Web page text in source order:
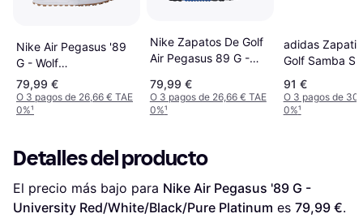
Nike Air Pegasus '89
G - Wolf
Grey/White/Gum
Medium
Brown/Anthracite
79,99 €
O 3 pagos de 26,66 € TAE
0%¹
Nike Zapatos De Golf
Air Pegasus 89 G -
79,99 €
O 3 pagos de 26,66 € TAE
0%¹
adidas
Golf Samba
91 €
O 3 pagos de
0%¹
Detalles del producto
El precio más bajo para Nike Air Pegasus '89 G -
University Red/White/Black/Pure Platinum es 79,99 €.